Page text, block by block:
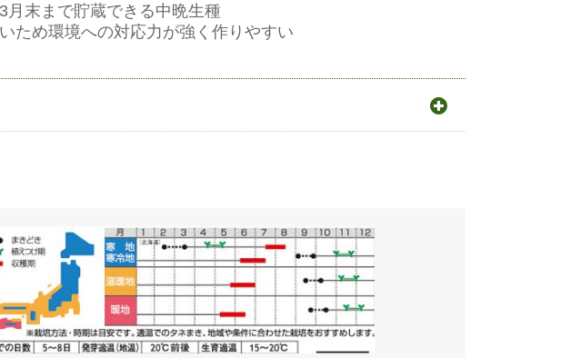
月末まで貯蔵できる中晩生種
ため環境への対応力が強く作りやすい